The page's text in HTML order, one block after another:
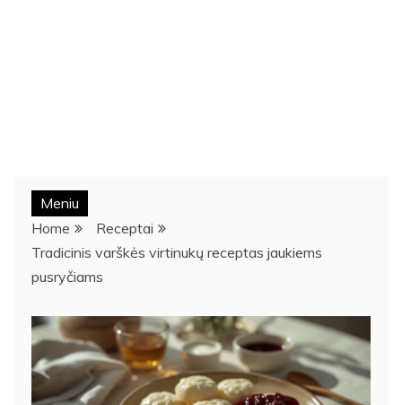
Meniu
Home
Receptai
Tradicinis varškės virtinukų receptas jaukiems
pusryčiams